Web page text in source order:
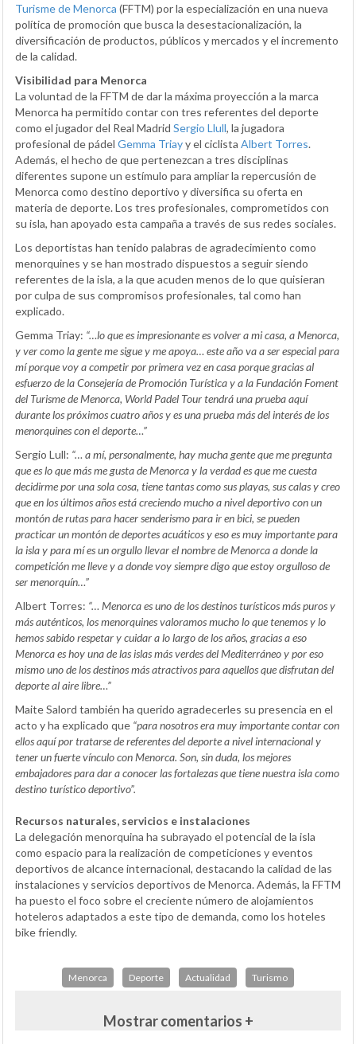
Turisme de Menorca (FFTM) por la especialización en una nueva
política de promoción que busca la desestacionalización, la
diversificación de productos, públicos y mercados y el incremento
de la calidad.
Visibilidad para Menorca
La voluntad de la FFTM de dar la máxima proyección a la marca
Menorca ha permitido contar con tres referentes del deporte
como el jugador del Real Madrid Sergio Llull, la jugadora
profesional de pádel Gemma Triayy el ciclista Albert Torres.
Además, el hecho de que pertenezcan a tres disciplinas
diferentes supone un estímulo para ampliar la repercusión de
Menorca como destino deportivo y diversifica su oferta en
materia de deporte. Los tres profesionales, comprometidos con
su isla, han apoyado esta campaña a través de sus redes sociales.
Los deportistas han tenido palabras de agradecimiento como
menorquines y se han mostrado dispuestos a seguir siendo
referentes de la isla, a la que acuden menos de lo que quisieran
por culpa de sus compromisos profesionales, tal como han
explicado.
Gemma Triay: “…lo que es impresionante es volver a mi casa, a Menorca,
y ver como la gente me sigue y me apoya… este año va a ser especial para
mí porque voy a competir por primera vez en casa porque gracias al
esfuerzo de la Consejería de Promoción Turística y a la Fundación Foment
del Turisme de Menorca, World Padel Tour tendrá una prueba aquí
durante los próximos cuatro años y es una prueba más del interés de los
menorquines con el deporte…”
Sergio Lull: “… a mí, personalmente, hay mucha gente que me pregunta
que es lo que más me gusta de Menorca y la verdad es que me cuesta
decidirme por una sola cosa, tiene tantas como sus playas, sus calas y creo
que en los últimos años está creciendo mucho a nivel deportivo con un
montón de rutas para hacer senderismo para ir en bici, se pueden
practicar un montón de deportes acuáticos y eso es muy importante para
la isla y para mí es un orgullo llevar el nombre de Menorca a donde la
competición me lleve y a donde voy siempre digo que estoy orgulloso de
ser menorquín…”
Albert Torres: “… Menorca es uno de los destinos turísticos más puros y
más auténticos, los menorquines valoramos mucho lo que tenemos y lo
hemos sabido respetar y cuidar a lo largo de los años, gracias a eso
Menorca es hoy una de las islas más verdes del Mediterráneo y por eso
mismo uno de los destinos más atractivos para aquellos que disfrutan del
deporte al aire libre…”
Maite Salord también ha querido agradecerles su presencia en el
acto y ha explicado que “para nosotros era muy importante contar con
ellos aquí por tratarse de referentes del deporte a nivel internacional y
tener un fuerte vínculo con Menorca. Son, sin duda, los mejores
embajadores para dar a conocer las fortalezas que tiene nuestra isla como
destino turístico deportivo”.
Recursos naturales, servicios e instalaciones
La delegación menorquina ha subrayado el potencial de la isla
como espacio para la realización de competiciones y eventos
deportivos de alcance internacional, destacando la calidad de las
instalaciones y servicios deportivos de Menorca. Además, la FFTM
ha puesto el foco sobre el creciente número de alojamientos
hoteleros adaptados a este tipo de demanda, como los hoteles
bike friendly.
Menorca Deporte Actualidad Turismo
Mostrar comentarios +